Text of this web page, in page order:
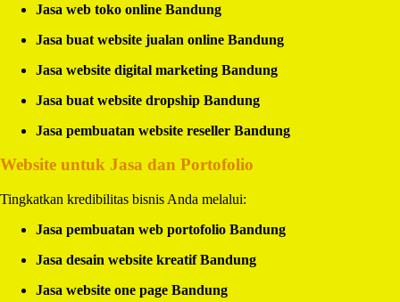
Jasa web toko online Bandung
Jasa buat website jualan online Bandung
Jasa website digital marketing Bandung
Jasa buat website dropship Bandung
Jasa pembuatan website reseller Bandung
Website untuk Jasa dan Portofolio
Tingkatkan kredibilitas bisnis Anda melalui:
Jasa pembuatan web portofolio Bandung
Jasa desain website kreatif Bandung
Jasa website one page Bandung